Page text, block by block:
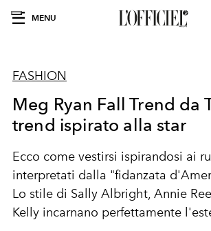
MENU
FASHION
Meg Ryan Fall Trend da
trend ispirato alla star
Ecco come vestirsi ispirandosi ai
interpretati dalla "fidanzata
Lo stile di Sally Albright, Annie
Kelly incarnano perfettamente